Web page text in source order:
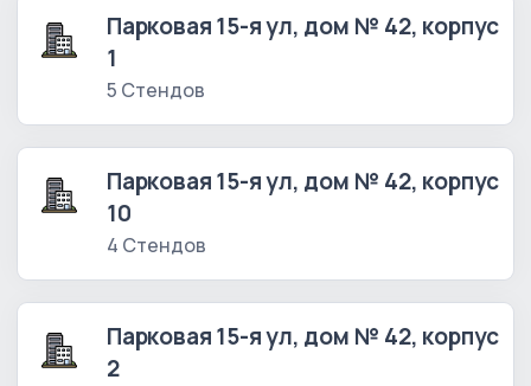
Парковая 15-я ул, дом № 42, корпус
1
5 Стендов
Парковая 15-я ул, дом № 42, корпус
10
4 Стендов
Парковая 15-я ул, дом № 42, корпус
2